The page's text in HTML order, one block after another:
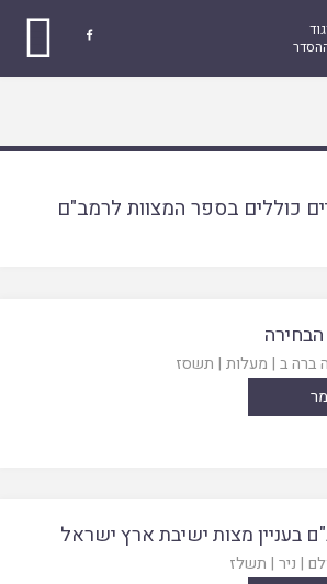

כוללים בספר המצוות לרמב"ם
הבחירה
ברה ב | מעלות | תשסז
בעניין מצות ישיבת ארץ ישראל
| ניר | תשלז